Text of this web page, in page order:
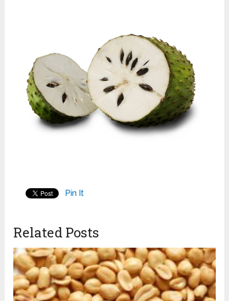
Pin It
Related Posts